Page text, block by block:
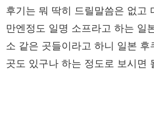
후기는 뭐 딱히 드릴말씀은 없고
만엔정도 일명 소프라고 하는 일
소 같은 곳들이라고 하니 일본 후
곳도 있구나 하는 정도로 보시면